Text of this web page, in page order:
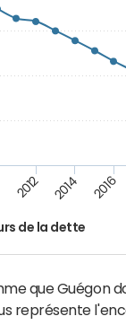
de la dette
2012 2014 2016
que Guégon
représente